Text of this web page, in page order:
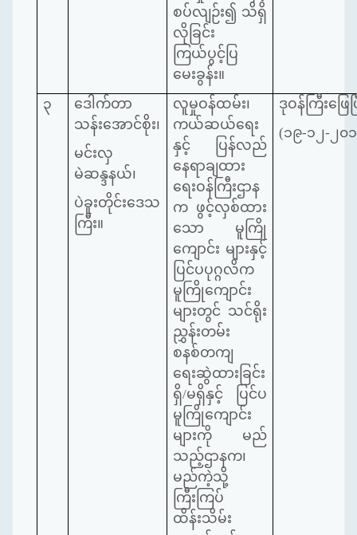
စပ်လျဉ်း၍ သိရှိ
လိုခြင်း
ကြယ်ပွင့်ပြ
မေးခွန်း။
၃
ဒေါက်တာ
သန်းအောင်စိုး၊
မင်းလှ
မဲဆန္ဒနယ်၊
ပဲခူးတိုင်းဒေသ
ကြီး။
လူမှုဝန်ထမ်း၊
ကယ်ဆယ်ရေး
နှင့် ပြန်လည်
နေရာချထား
ရေးဝန်ကြီးဌာန
က ဖွင့်လှစ်ထား
သော မူကြို
ကျောင်း များနှင့်
ပြင်ပပုဂ္ဂလိက
မူကြိုကျောင်း
များတွင် သင်ရိုး
ညွှန်းတမ်း
စနစ်တကျ
ရေးဆွဲထားခြင်း
ရှိ/မရှိနှင့် ပြင်ပ
မူကြိုကျောင်း
များကို မည်
သည့်ဌာနက၊
မည်ကဲ့သို့
ကြီးကြပ်
ထိန်းသိမ်း
ဒုဝန်ကြီးဖြေပ
(၁၉-၁၂-၂၀